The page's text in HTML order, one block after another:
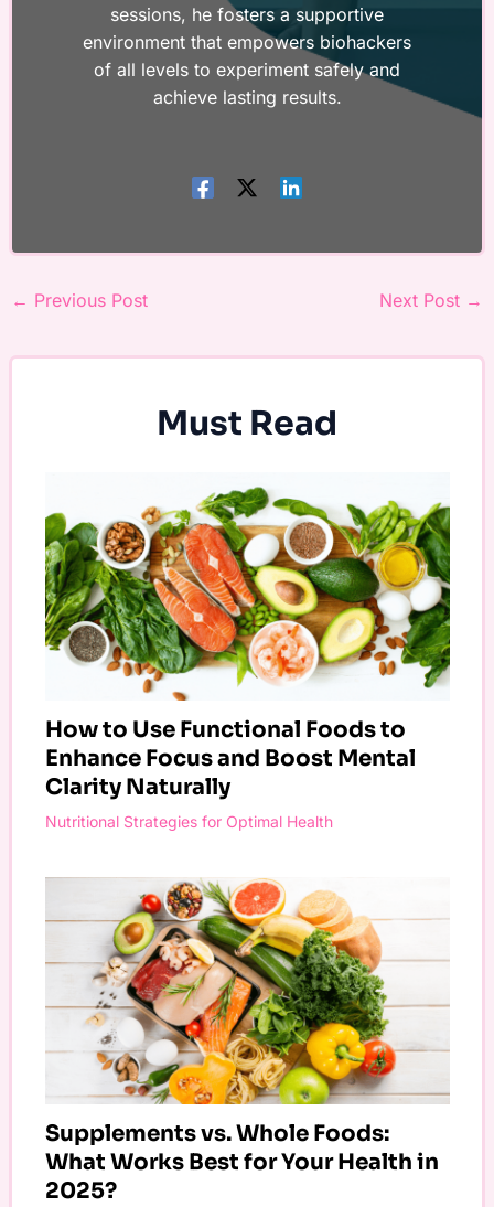
sessions, he fosters a supportive
environment that empowers biohackers
of all levels to experiment safely and
achieve lasting results.
← Previous Post Next Post →
Must Read
How to Use Functional Foods to
Enhance Focus and Boost Mental
Clarity Naturally
Nutritional Strategies for Optimal Health
Supplements vs. Whole Foods:
What Works Best for Your Health in
2025?